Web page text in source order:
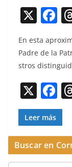
X F
a
c
e
b
o
o
k
En esta
Padre de la
stros
X F
a
c
e
b
Leer más
Buscar en